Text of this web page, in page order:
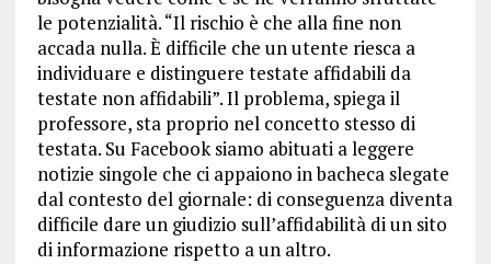
le potenzialità. “Il rischio è che alla fine non
accada nulla. È difficile che un utente riesca a
individuare e distinguere testate affidabili da
testate non affidabili”. Il problema, spiega il
professore, sta proprio nel concetto stesso di
testata. Su Facebook siamo abituati a leggere
notizie singole che ci appaiono in bacheca slegate
dal contesto del giornale: di conseguenza diventa
difficile dare un giudizio sull’affidabilità di un sito
di informazione rispetto a un altro.